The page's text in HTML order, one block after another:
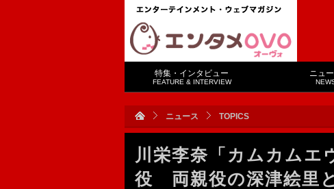
特集・インタビュー
FEATURE & INTERVIEW
ニュ
ニュース TOPICS
川栄李奈「カムカムエ
役 両親役の深津絵里